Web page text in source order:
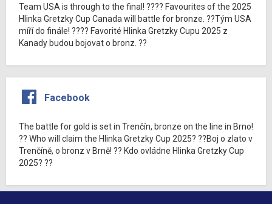
Team USA is through to the final! ???? Favourites of the 2025
Hlinka Gretzky Cup Canada will battle for bronze. ??Tým USA
míří do finále! ???? Favorité Hlinka Gretzky Cupu 2025 z
Kanady budou bojovat o bronz. ??
Facebook
The battle for gold is set in Trenčín, bronze on the line in Brno!
?? Who will claim the Hlinka Gretzky Cup 2025? ??Boj o zlato v
Trenčíně, o bronz v Brně! ?? Kdo ovládne Hlinka Gretzky Cup
2025? ??